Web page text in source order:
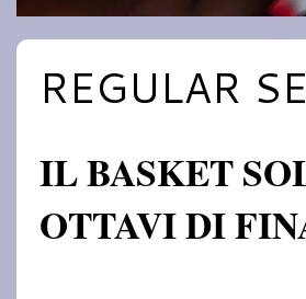
REGULAR
IL BASKET
OTTAVI DI